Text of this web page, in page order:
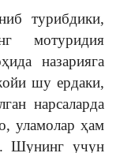
турибдики,
мотуридия
назарияга
шу ердаки,
нарсаларда
уламолар ҳам
Шунинг учун